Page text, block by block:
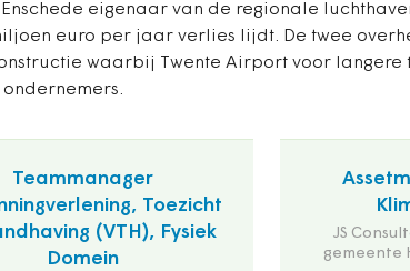
eigenaar van de regionale
euro per jaar verlies lijdt. De twee
waarbij Twente Airport voor
Teammanager
Toezicht
(VTH), Fysiek
Domein
JS
gemeente